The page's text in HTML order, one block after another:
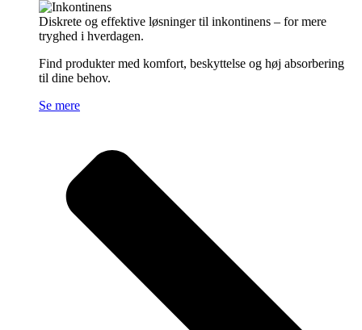
Diskrete og effektive løsninger til inkontinens – for mere
tryghed i hverdagen.
Find produkter med komfort, beskyttelse og høj absorbering
til dine behov.
Se mere